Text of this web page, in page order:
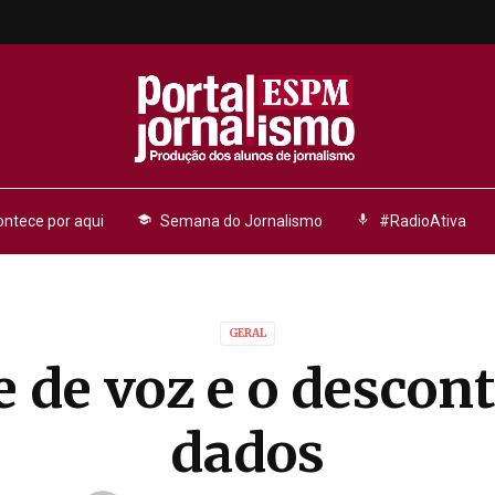
por aqui school Semana do Jornalismo mic #RadioAtiva
GERAL
de voz e o
dados